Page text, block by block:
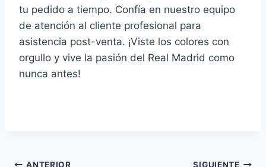
tu pedido a tiempo. Confía en nuestro equipo
de atención al cliente profesional para
asistencia post-venta. ¡Viste los colores con
orgullo y vive la pasión del Real Madrid como
nunca antes!
ANTERIOR SIGUIENTE